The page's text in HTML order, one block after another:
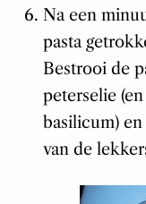
Na een
pasta
Bestrooi de
peterselie
basilicum)
van de